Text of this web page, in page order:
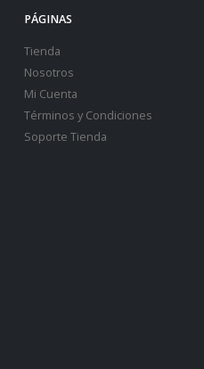
PÁGINAS
Tienda
Nosotros
Mi Cuenta
Términos y Condiciones
Soporte Tienda